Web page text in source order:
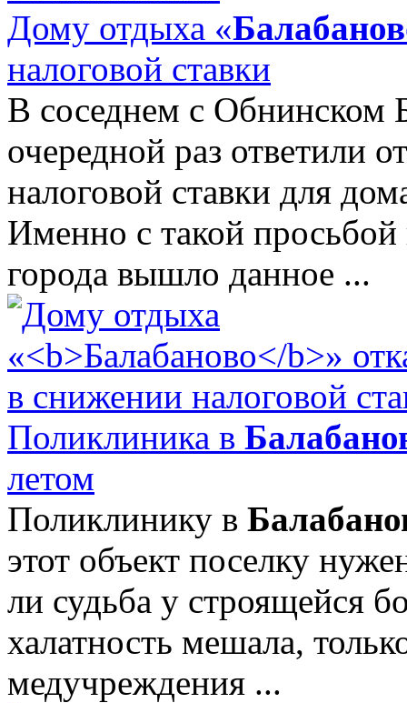
Дому отдыха «
налоговой ставки
В соседнем с Обнинском
очередной раз ответили
налоговой ставки для
Именно с такой просьбой
города вышло данное ...
Поликлиника в
летом
Поликлинику в
этот объект поселку
ли судьба у строящейся
халатность мешала,
медучреждения ...